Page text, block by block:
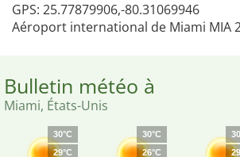
GPS: 25.77879906,-80.31069946
Aéroport international de Miami MIA
Bulletin météo à
Miami, États-Unis
30°C
29°C
30°C
26°C